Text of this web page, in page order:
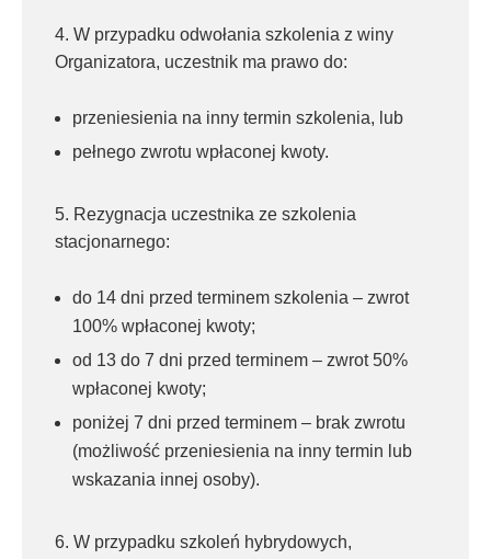
4. W przypadku odwołania szkolenia z winy
Organizatora, uczestnik ma prawo do:
przeniesienia na inny termin szkolenia, lub
pełnego zwrotu wpłaconej kwoty.
5. Rezygnacja uczestnika ze szkolenia
stacjonarnego:
do 14 dni przed terminem szkolenia – zwrot
100% wpłaconej kwoty;
od 13 do 7 dni przed terminem – zwrot 50%
wpłaconej kwoty;
poniżej 7 dni przed terminem – brak zwrotu
(możliwość przeniesienia na inny termin lub
wskazania innej osoby).
6. W przypadku szkoleń hybrydowych,